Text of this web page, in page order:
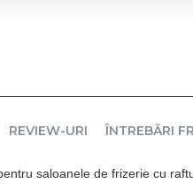
REVIEW-URI ÎNTREBĂRI
saloanele de frizerie cu